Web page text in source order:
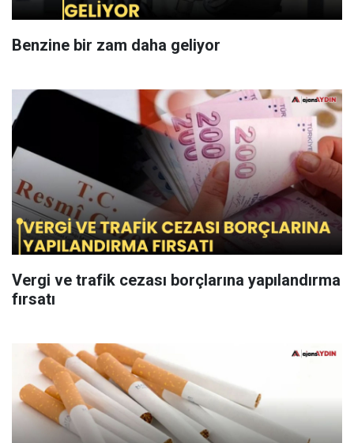
Benzine bir zam daha geliyor
Vergi ve trafik cezası borçlarına yapılandırma
fırsatı